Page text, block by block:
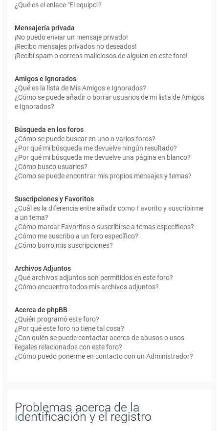
¿Qué es el enlace "El equipo"?
Mensajería privada
¡No puedo enviar un mensaje privado!
¡Recibo mensajes privados no deseados!
¡Recibí spam o correos maliciosos de alguien en este foro!
Amigos e Ignorados
¿Qué es la lista de Mis Amigos e Ignorados?
¿Cómo se puede añadir o borrar usuarios de mi lista de Amigos
e Ignorados?
Búsqueda en los foros
¿Cómo se puede buscar en uno o varios foros?
¿Por qué mi búsqueda me devuelve ningún resultado?
¿Por qué mi búsqueda me devuelve una página en blanco?
¿Cómo busco usuarios?
¿Como se puede encontrar mis propios mensajes y temas?
Suscripciones y Favoritos
¿Cuál es la diferencia entre añadir como Favorito y suscribirme
a un tema?
¿Cómo marcar Favoritos o suscribirse a temas específicos?
¿Cómo me suscribo a un foro específico?
¿Cómo borro mis suscripciones?
Archivos Adjuntos
¿Qué archivos adjuntos son permitidos en este foro?
¿Cómo encuentro todos mis archivos adjuntos?
Acerca de phpBB
¿Quién programó este foro?
¿Por qué este foro no tiene tal cosa?
¿Con quién se puede contactar acerca de abusos o usos
ilegales relacionados con este foro?
¿Cómo puedo ponerme en contacto con un Administrador?
Problemas acerca de la
identificación y el registro